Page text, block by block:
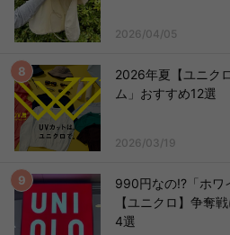
2026/04/05
2026年夏【ユニク
ム」おすすめ12選
2026/03/19
990円なの!?「ホワ
【ユニクロ】争奪
4選